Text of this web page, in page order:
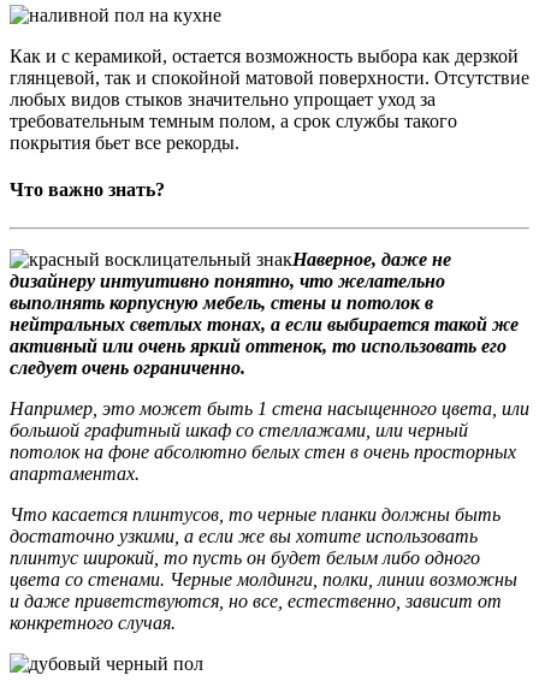
Как и с керамикой, остается возможность выбора как дерзкой
глянцевой, так и спокойной матовой поверхности. Отсутствие
любых видов стыков значительно упрощает уход за
требовательным темным полом, а срок службы такого
покрытия бьет все рекорды.
Что важно знать?
Наверное, даже не
дизайнеру интуитивно понятно, что желательно
выполнять корпусную мебель, стены и потолок в
нейтральных светлых тонах, а если выбирается такой же
активный или очень яркий оттенок, то использовать его
следует очень ограниченно.
Например, это может быть 1 стена насыщенного цвета, или
большой графитный шкаф со стеллажами, или черный
потолок на фоне абсолютно белых стен в очень просторных
апартаментах.
Что касается плинтусов, то черные планки должны быть
достаточно узкими, а если же вы хотите использовать
плинтус широкий, то пусть он будет белым либо одного
цвета со стенами. Черные молдинги, полки, линии возможны
и даже приветствуются, но все, естественно, зависит от
конкретного случая.